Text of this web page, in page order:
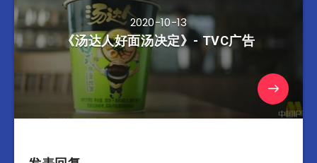
2020-10-13
《汤达人好面汤决定》- TVC广告